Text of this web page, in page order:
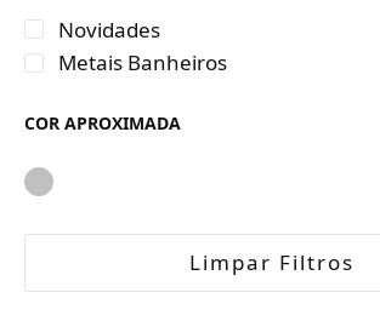
Novidades
Metais Banheiros
COR APROXIMADA
Limpar Filtros